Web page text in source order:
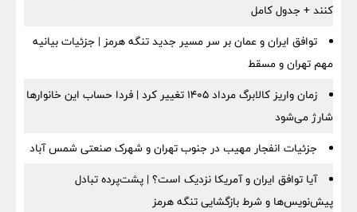
کنند + جدول کامل
توافق ایران و عمان بر سر مسیر جدید تنگه هرمز | جزئیات بیانیه
مهم تهران و مسقط
زمان واریز کالابرگ مرداد ۱۴۰۵ تغییر کرد | فردا حساب این خانوارها
شارژ می‌شود
جزئیات انفجار مهیب در جنوب تهران و شهرک صنعتی شمس آباد
آیا توافق ایران و آمریکا نزدیک است؟ | پشت‌پرده تبادل
پیش‌نویس‌ها و شرط بازگشایی تنگه هرمز